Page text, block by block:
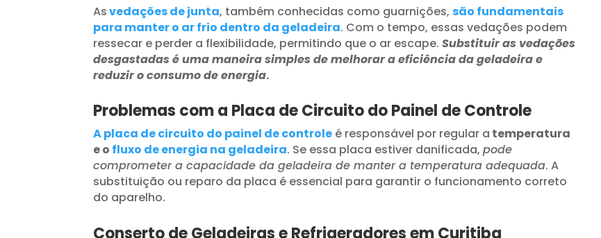
Asvedações de junta, também conhecidas como guarnições,são fundamentais
para manter o ar frio dentro da geladeira. Com o tempo, essas vedações podem
ressecar e perder a flexibilidade, permitindo que o ar escape.Substituir as vedações
desgastadas é uma maneira simples de melhorar a eficiência da geladeira e
reduzir o consumo de energia.
Problemas com a Placa de Circuito do Painel de Controle
A placa de circuito do painel de controle é responsável por regular a temperatura
e o fluxo de energia na geladeira. Se essa placa estiver danificada,pode
comprometer a capacidade da geladeira de manter a temperatura adequada. A
substituição ou reparo da placa é essencial para garantir o funcionamento correto
do aparelho.
Conserto de Geladeiras e Refrigeradores em Curitiba